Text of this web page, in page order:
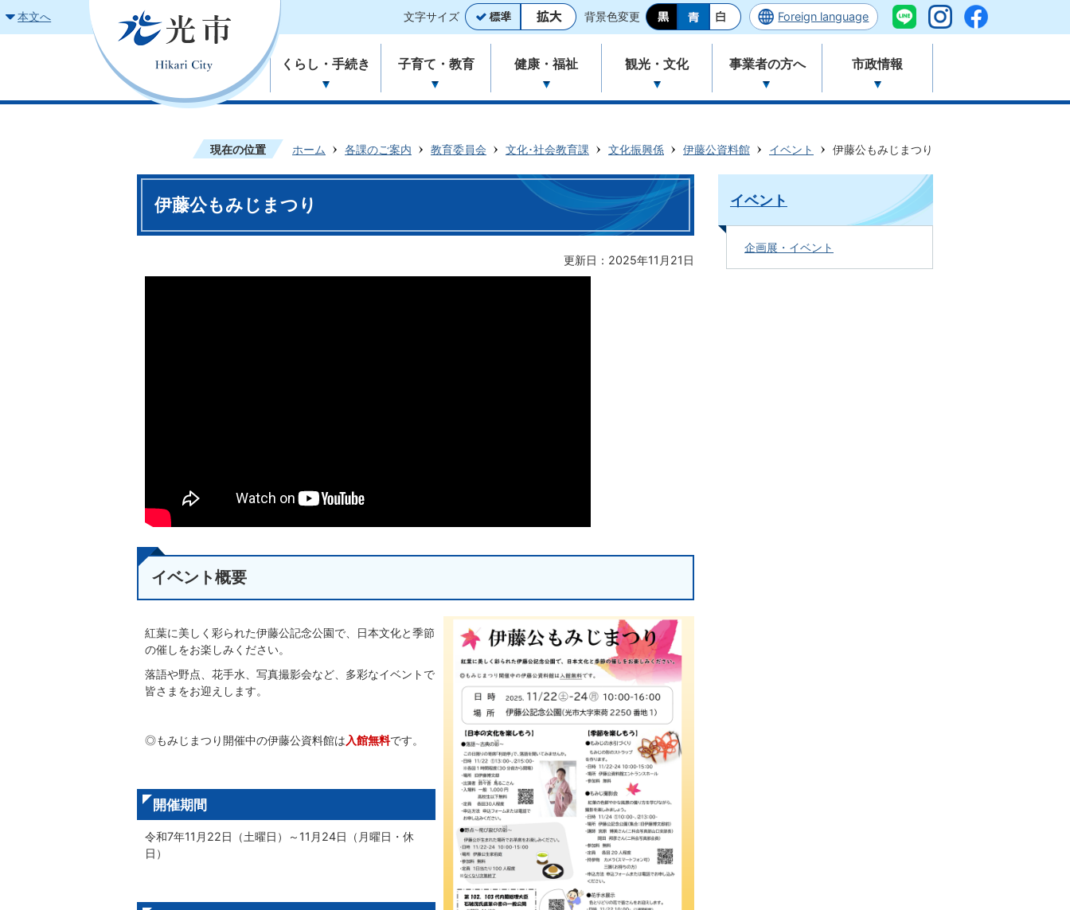
本文へ 文字サイズ 背景色変更 Foreign language
くらし・手続き 子育て・教育 健康・福祉 観光・文化 事業者の方へ 市政情報
現在の位置 ホーム 各課のご案内 教育委員会 文化･社会教育課 文化振興係 伊藤公資料館 イベント 伊藤公もみじまつり
伊藤公もみじまつり
更新日：2025年11月21日
イベント概要
紅葉に美しく彩られた伊藤公記念公園で、日本文化と季節
の催しをお楽しみください。
落語や野点、花手水、写真撮影会など、多彩なイベントで
皆さまをお迎えします。
◎もみじまつり開催中の伊藤公資料館は入館無料です。
開催期間
令和7年11月22日（土曜日）～11月24日（月曜日・休
日）
イベント
企画展・イベント